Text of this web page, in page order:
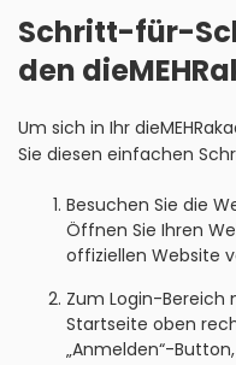
Schritt-für-
den
Um sich in Ihr
Sie diesen einfachen
Besuchen Sie die
Öffnen Sie Ihren
offiziellen Website
Zum Login-Bereich
Startseite oben
„Anmelden“-